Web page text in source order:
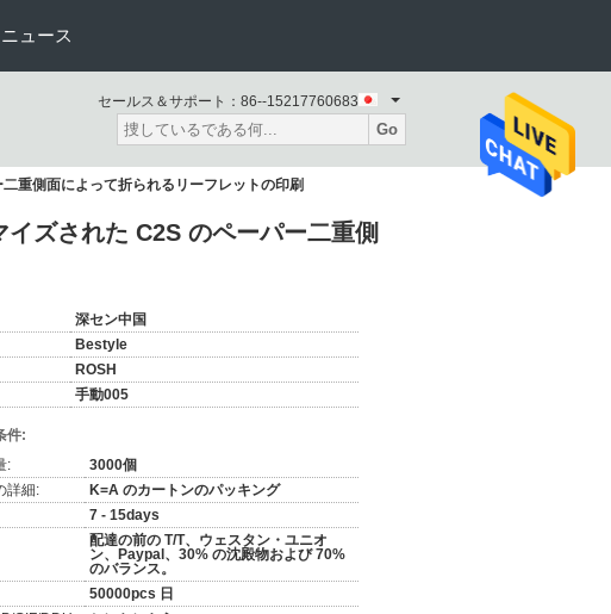
ニュース
セールス＆サポート： 86--15217760683
Go
重側面によって折られるリーフレットの印刷
ズされた C2S のペーパー二重側
深セン中国
Bestyle
ROSH
手動005
件:
:
3000個
詳細:
K=A のカートンのパッキング
7 - 15days
配達の前の T/T、ウェスタン・ユニオ
ン、Paypal、30% の沈殿物および 70%
のバランス。
50000pcs 日